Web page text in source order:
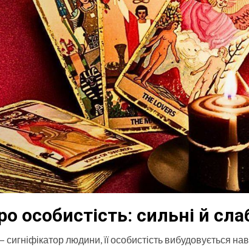
особистість: сильні й
людини, її особистість вибудовується